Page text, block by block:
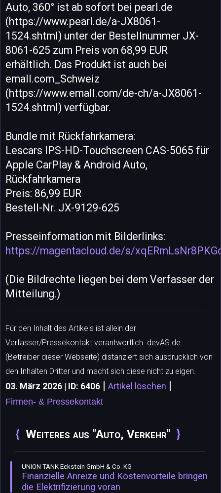
Auto, 360° ist ab sofort bei pearl.de
(https://www.pearl.de/a-JX8061-
1524.shtml) unter der Bestellnummer JX-
8061-625 zum Preis von 68,99 EUR
erhältlich. Das Produkt ist auch bei
emall.com_Schweiz
(https://www.emall.com/de-ch/a-JX8061-
1524.shtml) verfügbar.
Bundle mit Rückfahrkamera:
Lescars IPS-HD-Touchscreen CAS-5065 für
Apple CarPlay & Android Auto,
Rückfahrkamera
Preis: 86,99 EUR
Bestell-Nr. JX-9129-625
Presseinformation mit Bilderlinks:
https://magentacloud.de/s/
(Die Bildrechte liegen bei dem Verfasser der
Mitteilung.)
Für den Inhalt des Artikels ist allein der
Verfasser/Pressekontakt verantwortlich. devAS.de
(Betreiber dieser Webseite) distanziert sich ausdrücklich von
den Inhalten Dritter und macht sich diese nicht zu eigen.
03. März 2026 | ID: 6406 | Artikel löschen |
Firmen- & Pressekontakt
Weiteres aus "Auto, Verkehr"
UNION TANK Eckstein GmbH & Co. KG
Finanzielle Anreize und Kostenvorteile bringen
die Elektrifizierung voran